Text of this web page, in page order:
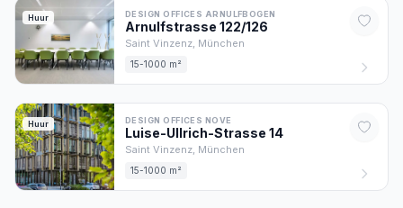
Huur DESIGN OFFICES ARNULFBOGEN
Arnulfstrasse 122/126
Saint Vinzenz, München
15-1000 m²
Huur DESIGN OFFICES NOVE
Luise-Ullrich-Strasse 14
Saint Vinzenz, München
15-1000 m²